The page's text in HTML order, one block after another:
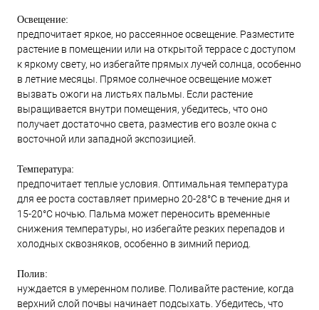
Освещение:
предпочитает яркое, но рассеянное освещение. Разместите
растение в помещении или на открытой террасе с доступом
к яркому свету, но избегайте прямых лучей солнца, особенно
в летние месяцы. Прямое солнечное освещение может
вызвать ожоги на листьях пальмы. Если растение
выращивается внутри помещения, убедитесь, что оно
получает достаточно света, разместив его возле окна с
восточной или западной экспозицией.
Температура:
предпочитает теплые условия. Оптимальная температура
для ее роста составляет примерно 20-28°C в течение дня и
15-20°C ночью. Пальма может переносить временные
снижения температуры, но избегайте резких перепадов и
холодных сквозняков, особенно в зимний период.
Полив:
нуждается в умеренном поливе. Поливайте растение, когда
верхний слой почвы начинает подсыхать. Убедитесь, что